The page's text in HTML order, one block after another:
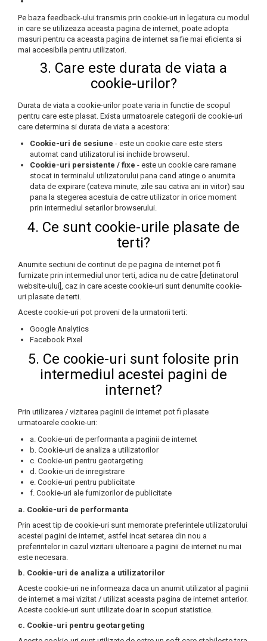
Pe baza feedback-ului transmis prin cookie-uri in legatura cu modul
in care se utilizeaza aceasta pagina de internet, poate adopta
masuri pentru ca aceasta pagina de internet sa fie mai eficienta si
mai accesibila pentru utilizatori.
3. Care este durata de viata a
cookie-urilor?
Durata de viata a cookie-urilor poate varia in functie de scopul
pentru care este plasat. Exista urmatoarele categorii de cookie-uri
care determina si durata de viata a acestora:
Cookie-uri de sesiune - este un cookie care este sters
automat cand utilizatorul isi inchide browserul.
Cookie-uri persistente / fixe - este un cookie care ramane
stocat in terminalul utilizatorului pana cand atinge o anumita
data de expirare (cateva minute, zile sau cativa ani in viitor) sau
pana la stegerea acestuia de catre utilizator in orice moment
prin intermediul setarilor browserului.
4. Ce sunt cookie-urile plasate de
terti?
Anumite sectiuni de continut de pe pagina de internet pot fi
furnizate prin intermediul unor terti, adica nu de catre [detinatorul
website-ului], caz in care aceste cookie-uri sunt denumite cookie-
uri plasate de terti.
Aceste cookie-uri pot proveni de la urmatorii terti:
Google Analytics
Facebook Pixel
5. Ce cookie-uri sunt folosite prin
intermediul acestei pagini de
internet?
Prin utilizarea / vizitarea paginii de internet pot fi plasate
urmatoarele cookie-uri:
a. Cookie-uri de performanta a paginii de internet
b. Cookie-uri de analiza a utilizatorilor
c. Cookie-uri pentru geotargeting
d. Cookie-uri de inregistrare
e. Cookie-uri pentru publicitate
f. Cookie-uri ale furnizorilor de publicitate
a. Cookie-uri de performanta
Prin acest tip de cookie-uri sunt memorate preferintele utilizatorului
acestei pagini de internet, astfel incat setarea din nou a
preferintelor in cazul vizitarii ulterioare a paginii de internet nu mai
este necesara.
b. Cookie-uri de analiza a utilizatorilor
Aceste cookie-uri ne informeaza daca un anumit utilizator al paginii
de internet a mai vizitat / utilizat aceasta pagina de internet anterior.
Aceste cookie-uri sunt utilizate doar in scopuri statistice.
c. Cookie-uri pentru geotargeting